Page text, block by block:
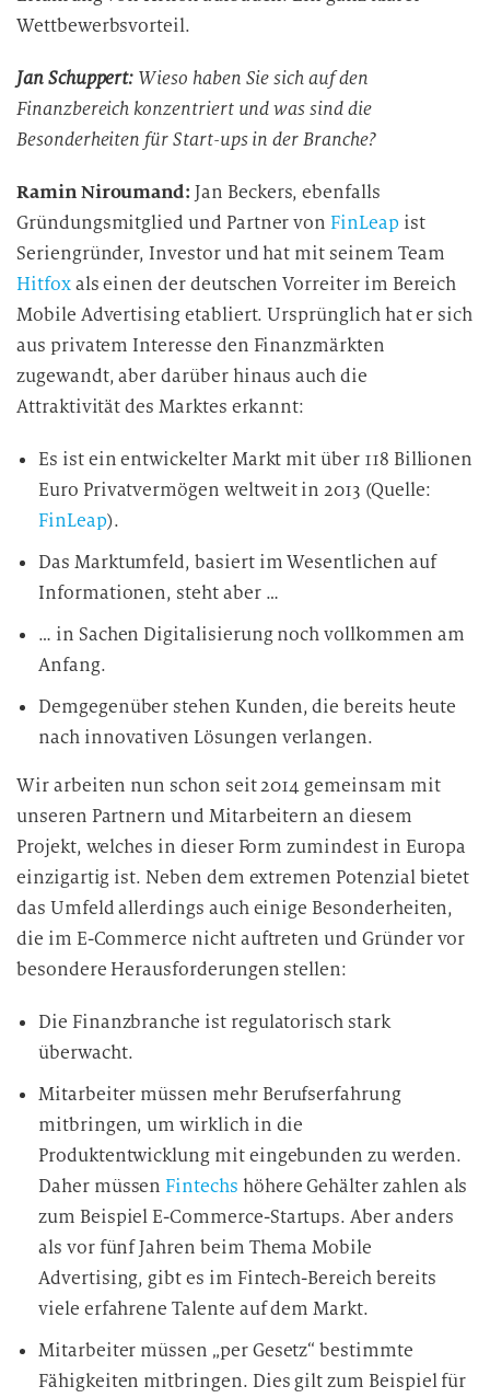
Wettbewerbsvorteil.
Jan Schuppert: Wieso haben Sie sich auf den
Finanzbereich konzentriert und was sind die
Besonderheiten für Start-ups in der Branche?
Ramin Niroumand: Jan Beckers, ebenfalls
Gründungsmitglied und Partner vonFinLeap ist
Seriengründer, Investor und hat mit seinem Team
Hitfoxals einen der deutschen Vorreiter im Bereich
Mobile Advertising etabliert. Ursprünglich hat er sich
aus privatem Interesse den Finanzmärkten
zugewandt, aber darüber hinaus auch die
Attraktivität des Marktes erkannt:
Es ist ein entwickelter Markt mit über 118 Billionen
Euro Privatvermögen weltweit in 2013 (Quelle:
FinLeap).
Das Marktumfeld, basiert im Wesentlichen auf
Informationen, steht aber …
… in Sachen Digitalisierung noch vollkommen am
Anfang.
Demgegenüber stehen Kunden, die bereits heute
nach innovativen Lösungen verlangen.
Wir arbeiten nun schon seit 2014 gemeinsam mit
unseren Partnern und Mitarbeitern an diesem
Projekt, welches in dieser Form zumindest in Europa
einzigartig ist. Neben dem extremen Potenzial bietet
das Umfeld allerdings auch einige Besonderheiten,
die im E-Commerce nicht auftreten und Gründer vor
besondere Herausforderungen stellen:
Die Finanzbranche ist regulatorisch stark
überwacht.
Mitarbeiter müssen mehr Berufserfahrung
mitbringen, um wirklich in die
Produktentwicklung mit eingebunden zu werden.
Daher müssenFintechs höhere Gehälter zahlen als
zum Beispiel E-Commerce-Startups. Aber anders
als vor fünf Jahren beim Thema Mobile
Advertising, gibt es im Fintech-Bereich bereits
viele erfahrene Talente auf dem Markt.
Mitarbeiter müssen „per Gesetz“ bestimmte
Fähigkeiten mitbringen. Dies gilt zum Beispiel für